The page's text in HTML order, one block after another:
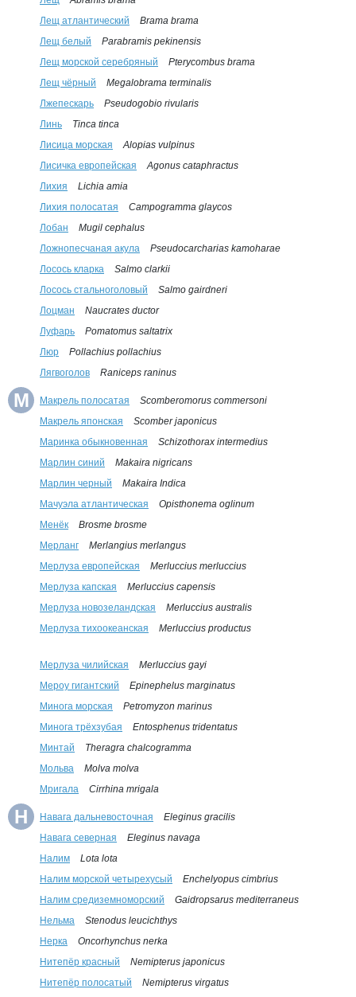
Лещ атлантический
Brama brama
Лещ белый
Parabramis pekinensis
Лещ морской серебряный
Pterycombus brama
Лещ чёрный
Megalobrama terminalis
Лжепескарь
Pseudogobio rivularis
Линь
Tinca tinca
Лисица морская
Alopias vulpinus
Лисичка европейская
Agonus cataphractus
Лихия
Lichia amia
Лихия полосатая
Campogramma glaycos
Лобан
Mugil cephalus
Ложнопесчаная акула
Pseudocarcharias kamoharae
Лосось кларка
Salmo clarkii
Лосось стальноголовый
Salmo gairdneri
Лоцман
Naucrates ductor
Луфарь
Pomatomus saltatrix
Люр
Pollachius pollachius
Лягвоголов
Raniceps raninus
М Макрель полосатая
Scomberomorus commersoni
Макрель японская
Scomber japonicus
Маринка обыкновенная
Schizothorax intermedius
Марлин синий
Makaira nigricans
Марлин черный
Makaira Indica
Мачуэла атлантическая
Opisthonema oglinum
Менёк
Brosme brosme
Мерланг
Merlangius merlangus
Мерлуза европейская
Merluccius merluccius
Мерлуза капская
Merluccius capensis
Мерлуза новозеландская
Merluccius australis
Мерлуза тихоокеанская
Merluccius productus
Мерлуза чилийская
Merluccius gayi
Мероу гигантский
Epinephelus marginatus
Минога морская
Petromyzon marinus
Минога трёхзубая
Entosphenus tridentatus
Минтай
Theragra chalcogramma
Мольва
Molva molva
Мригала
Cirrhina mrigala
Н Навага дальневосточная
Eleginus gracilis
Навага северная
Eleginus navaga
Налим
Lota lota
Налим морской четырехусый
Enchelyopus cimbrius
Налим средиземноморский
Gaidropsarus mediterraneus
Нельма
Stenodus leucichthys
Нерка
Oncorhynchus nerka
Нитепёр красный
Nemipterus japonicus
Нитепёр полосатый
Nemipterus virgatus